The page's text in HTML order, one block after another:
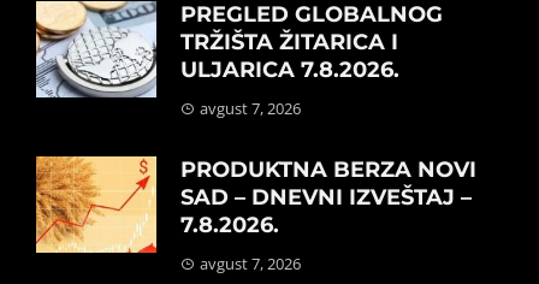
PREGLED GLOBALNOG
TRŽIŠTA ŽITARICA I
ULJARICA 7.8.2026.
avgust 7, 2026
PRODUKTNA BERZA NOVI
SAD – DNEVNI IZVEŠTAJ –
7.8.2026.
avgust 7, 2026